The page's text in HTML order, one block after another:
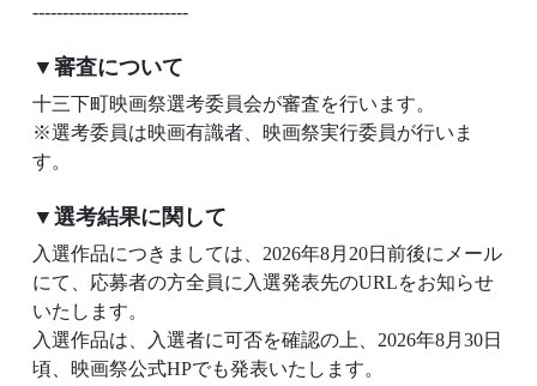
--------------------------
▼審査について
十三下町映画祭選考委員会が審査を行います。
※選考委員は映画有識者、映画祭実行委員が行いま
す。
▼選考結果に関して
入選作品につきましては、2026年8月20日前後にメール
にて、応募者の方全員に入選発表先のURLをお知らせ
いたします。
入選作品は、入選者に可否を確認の上、2026年8月30日
頃、映画祭公式HPでも発表いたします。